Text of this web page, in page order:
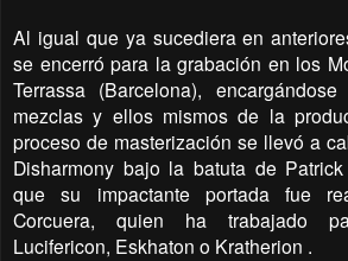
Al igual que ya sucediera en
se encerró para la grabación en los
Terrassa (Barcelona),
mezclas y ellos mismos de la
proceso de masterización se llevó a
Disharmony bajo la batuta de
que su impactante portada fue
Corcuera, quien ha trabajado
Lucifericon, Eskhaton o Kratherion .